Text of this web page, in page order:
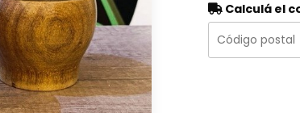
Calculá el